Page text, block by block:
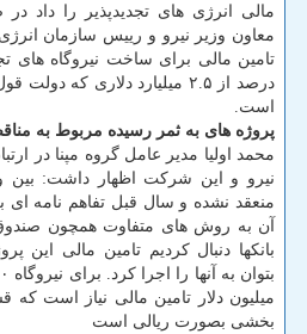
مالی انرژی های تجدیدپذیر را
معاون وزیر نیرو و رییس سازمان انرژی
درصد از ۲.۵ میلیارد دلاری که
است.
پروژه های به ثمر رسیده مربوط به مناقصات
محمد اولیا مدیر عامل گروه مپنا در
نیرو و این شرکت اظهار داشت: بین
منعقد نشده و سال قبل تفاهم نامه ای
آن به روش های متفاوت همچون
بانکها دنبال کردیم تامین مالی این
میلیون دلار تامین مالی نیاز است
بخشی بصورت ریالی است